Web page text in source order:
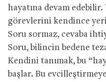
hayatına devam
görevlerini kendince
Soru sormaz, cevaba
Soru, bilincin bedene
Kendini tanımak, bu
başlar. Bu